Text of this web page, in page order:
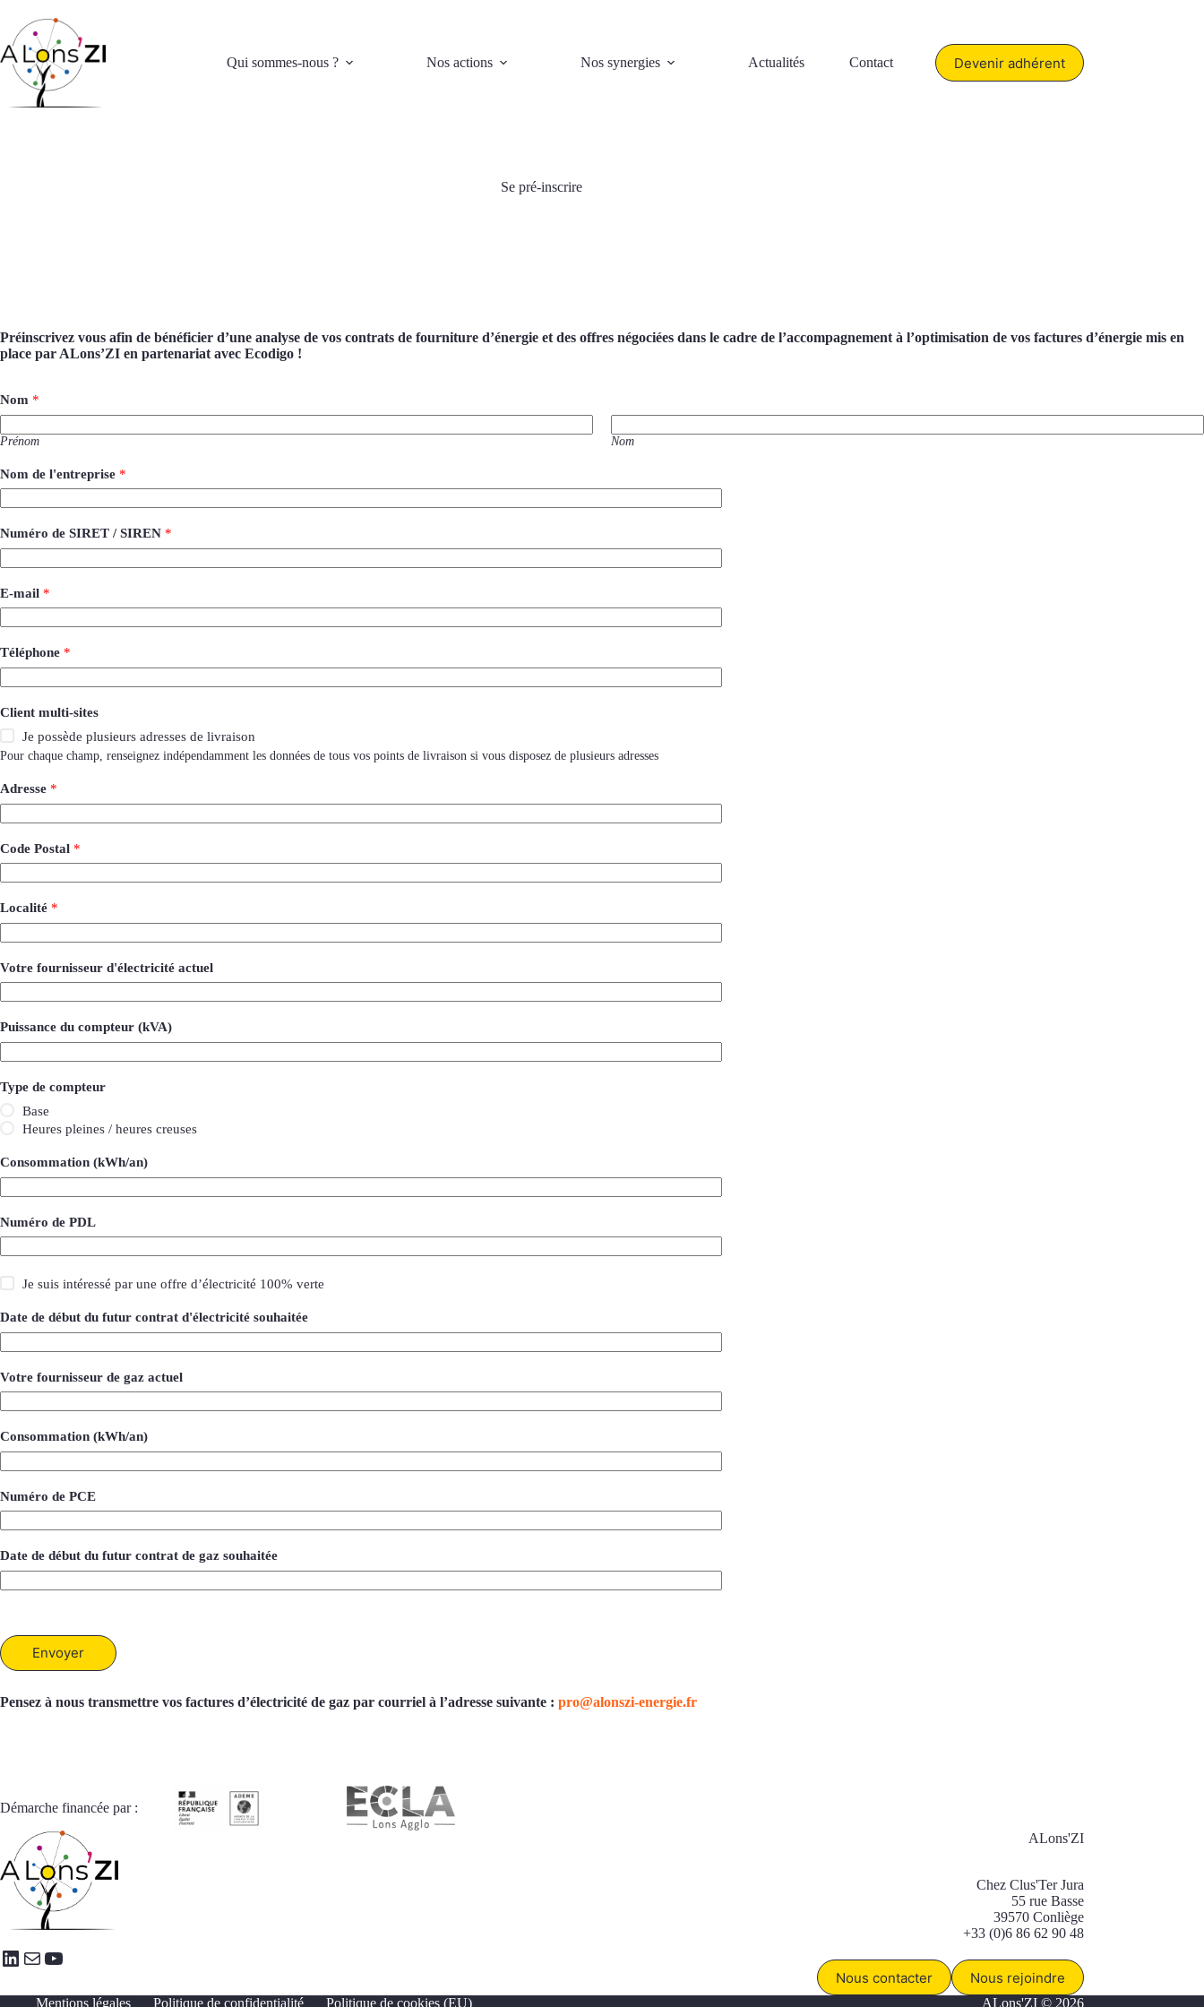
contenu
Qui sommes-nous ?
Nos actions Nos synergies Actualités Contact Devenir adhérent
Se pré-inscrire
Préinscrivez vous afin de bénéficier d’une analyse de vos contrats de fourniture d’énergie et des offres négociées dans le cadre de l’accompagnement à l’optimisation de vos factures d’énergie mis en
place par ALons’ZI en partenariat avec Ecodigo !
Nom *
Prénom Nom
Nom de l'entreprise *
Numéro de SIRET / SIREN *
E-mail *
Téléphone *
Client multi-sites
Je possède plusieurs adresses de livraison
Pour chaque champ, renseignez indépendamment les données de tous vos points de livraison si vous disposez de plusieurs adresses
Adresse *
Code Postal *
Localité *
Votre fournisseur d'électricité actuel
Puissance du compteur (kVA)
Type de compteur
Base
Heures pleines / heures creuses
Consommation (kWh/an)
Numéro de PDL
f
r
v
e
Je suis intéressé par une offre d’électricité 100% verte
Date de début du futur contrat d'électricité souhaitée
Votre fournisseur de gaz actuel
Consommation (kWh/an)
Numéro de PCE
Date de début du futur contrat de gaz souhaitée
Envoyer
Pensez à nous transmettre vos factures d’électricité de gaz par courriel à l’adresse suivante : pro@alonszi-energie.fr
Démarche financée par :
LinkedIn
E-mailYouTube
ALons'ZI
Chez Clus'Ter Jura
55 rue Basse
39570 Conliège
+33 (0)6 86 62 90 48
Nous contacter Nous rejoindre
Mentions légales Politique de confidentialité Politique de cookies (EU) ALons'ZI © 2026